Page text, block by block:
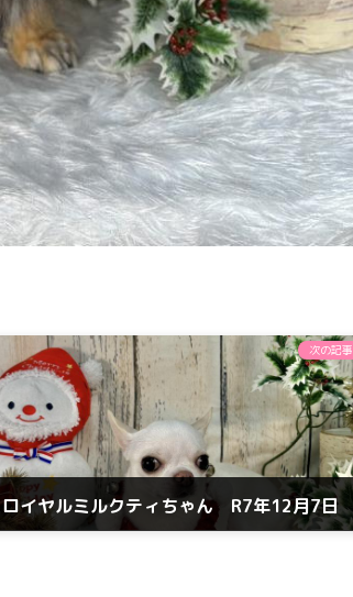
次の記事
ロイヤルミルクティちゃん R7年12月7日